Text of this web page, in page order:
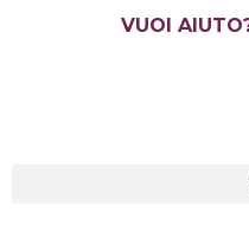
VUOI